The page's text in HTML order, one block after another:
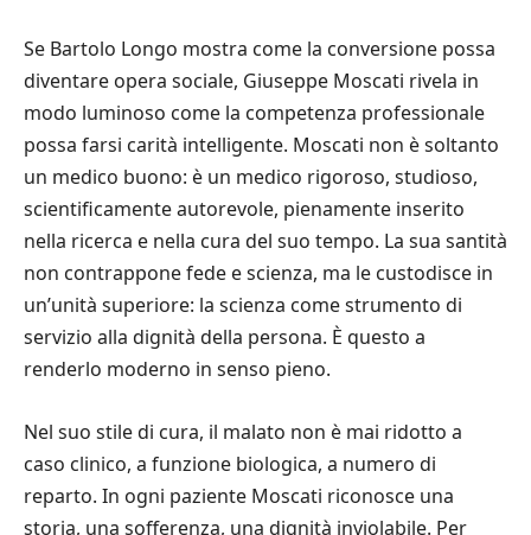
Se Bartolo Longo mostra come la conversione possa
diventare opera sociale, Giuseppe Moscati rivela in
modo luminoso come la competenza professionale
possa farsi carità intelligente. Moscati non è soltanto
un medico buono: è un medico rigoroso, studioso,
scientificamente autorevole, pienamente inserito
nella ricerca e nella cura del suo tempo. La sua santità
non contrappone fede e scienza, ma le custodisce in
un’unità superiore: la scienza come strumento di
servizio alla dignità della persona. È questo a
renderlo moderno in senso pieno.
Nel suo stile di cura, il malato non è mai ridotto a
caso clinico, a funzione biologica, a numero di
reparto. In ogni paziente Moscati riconosce una
storia, una sofferenza, una dignità inviolabile. Per